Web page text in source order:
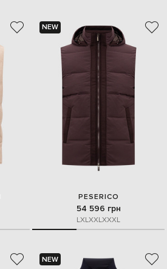
NEW
PESERICO
54 596 грн
LXLXXLXXXL
NEW